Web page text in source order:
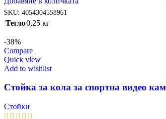
SKU: 4054304558961
Тегло0,25 кг
-38%
Compare
Quick view
Add to wishlist
Стойка за кола за спортна видео
Стойки